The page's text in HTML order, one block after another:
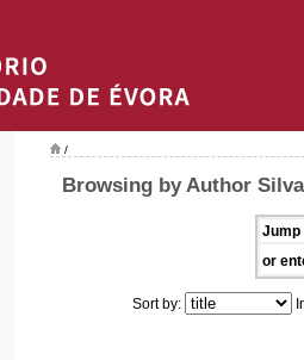
/
Browsing by Author
Jump
or
Sort by: